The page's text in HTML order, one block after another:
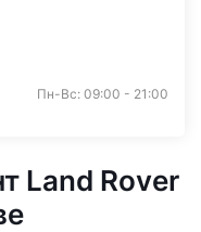
Пн-Вс: 09:00 - 21:00
Land Rover